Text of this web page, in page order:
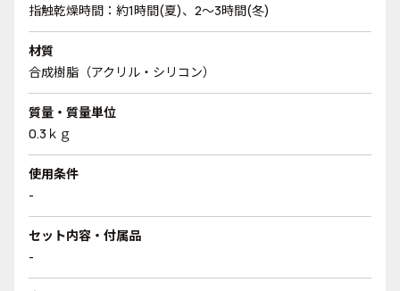
指触乾燥時間：約1時間(夏)、2～3時間(冬)
材質
合成樹脂（アクリル・シリコン）
質量・質量単位
0.3ｋｇ
使用条件
-
セット内容・付属品
-